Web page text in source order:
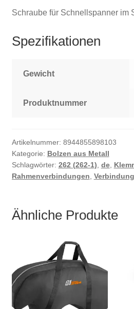
Schraube für Schnellspanner im
Spezifikationen
Gewicht
Produktnummer
Artikelnummer: 8944855898103
Kategorie: Bolzen aus Metall
Schlagwörter: 262 (262-1), de,
Rahmenverbindungen, Verbindung
Ähnliche Produkte